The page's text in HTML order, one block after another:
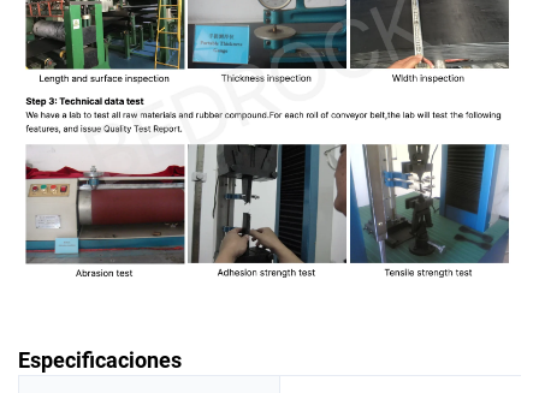
Especificaciones